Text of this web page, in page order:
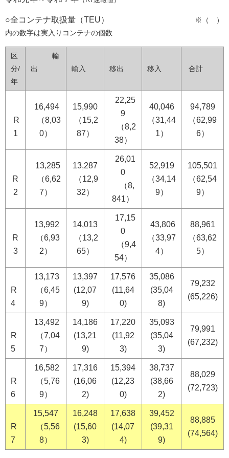
○全コンテナ取扱量（TEU）
※（ ）
内の数字は実入りコンテナの個数
区
分/
年
輸
出
輸入 移出 移入 合計
R
1
16,494
（8,03
0）
15,990
（15,2
87）
22,25
9
（8,2
38）
40,046
（31,44
1）
94,789
（62,99
6）
R
2
13,285
（6,62
7）
13,287
（12,9
32）
26,01
0
（8,
841）
52,919
（34,14
9）
105,501
（62,54
9）
R
3
13,992
（6,93
2）
14,013
（13,2
65）
17,15
0
（9,4
54）
43,806
（33,97
4）
88,961
（63,62
5）
R
4
13,173
（6,45
9）
13,397
(12,07
9)
17,576
(11,64
0)
35,086
(35,04
8)
79,232
(65,226)
R
5
13,492
（7,04
7）
14,186
(13,21
9)
17,220
(11,92
3)
35,093
(35,04
3)
79,991
(67,232)
R
6
16,582
（5,76
9）
17,316
(16,06
2)
15,394
(12,23
0)
38,737
(38,66
2)
88,029
(72,723)
R
7
15,547
（5,56
8）
16,248
(15,60
3)
17,638
(14,07
4)
39,452
(39,31
9)
88,885
(74,564)